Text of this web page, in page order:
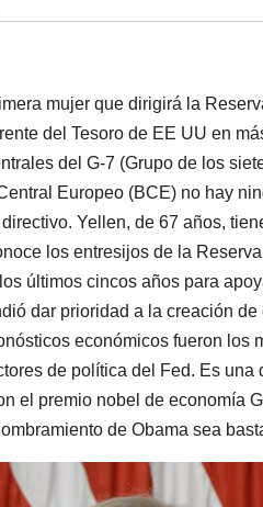
mujer que dirigirá la
del Tesoro de EE UU en
del G-7 (Grupo de los
Europeo (BCE) no hay
Yellen, de 67 años,
los entresijos de la
últimos cincos años para
dar prioridad a la creación
económicos fueron los
de política del Fed. Es
el premio nobel de economía
de Obama sea